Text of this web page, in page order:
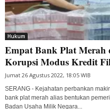
Hukum
Empat Bank Plat Merah
Korupsi Modus Kredit
Jumat 26 Agustus 2022, 18:05 WIB
SERANG - Kejahatan perbankan
bank plat merah alias bentukan
Badan Usaha Milik Negara...